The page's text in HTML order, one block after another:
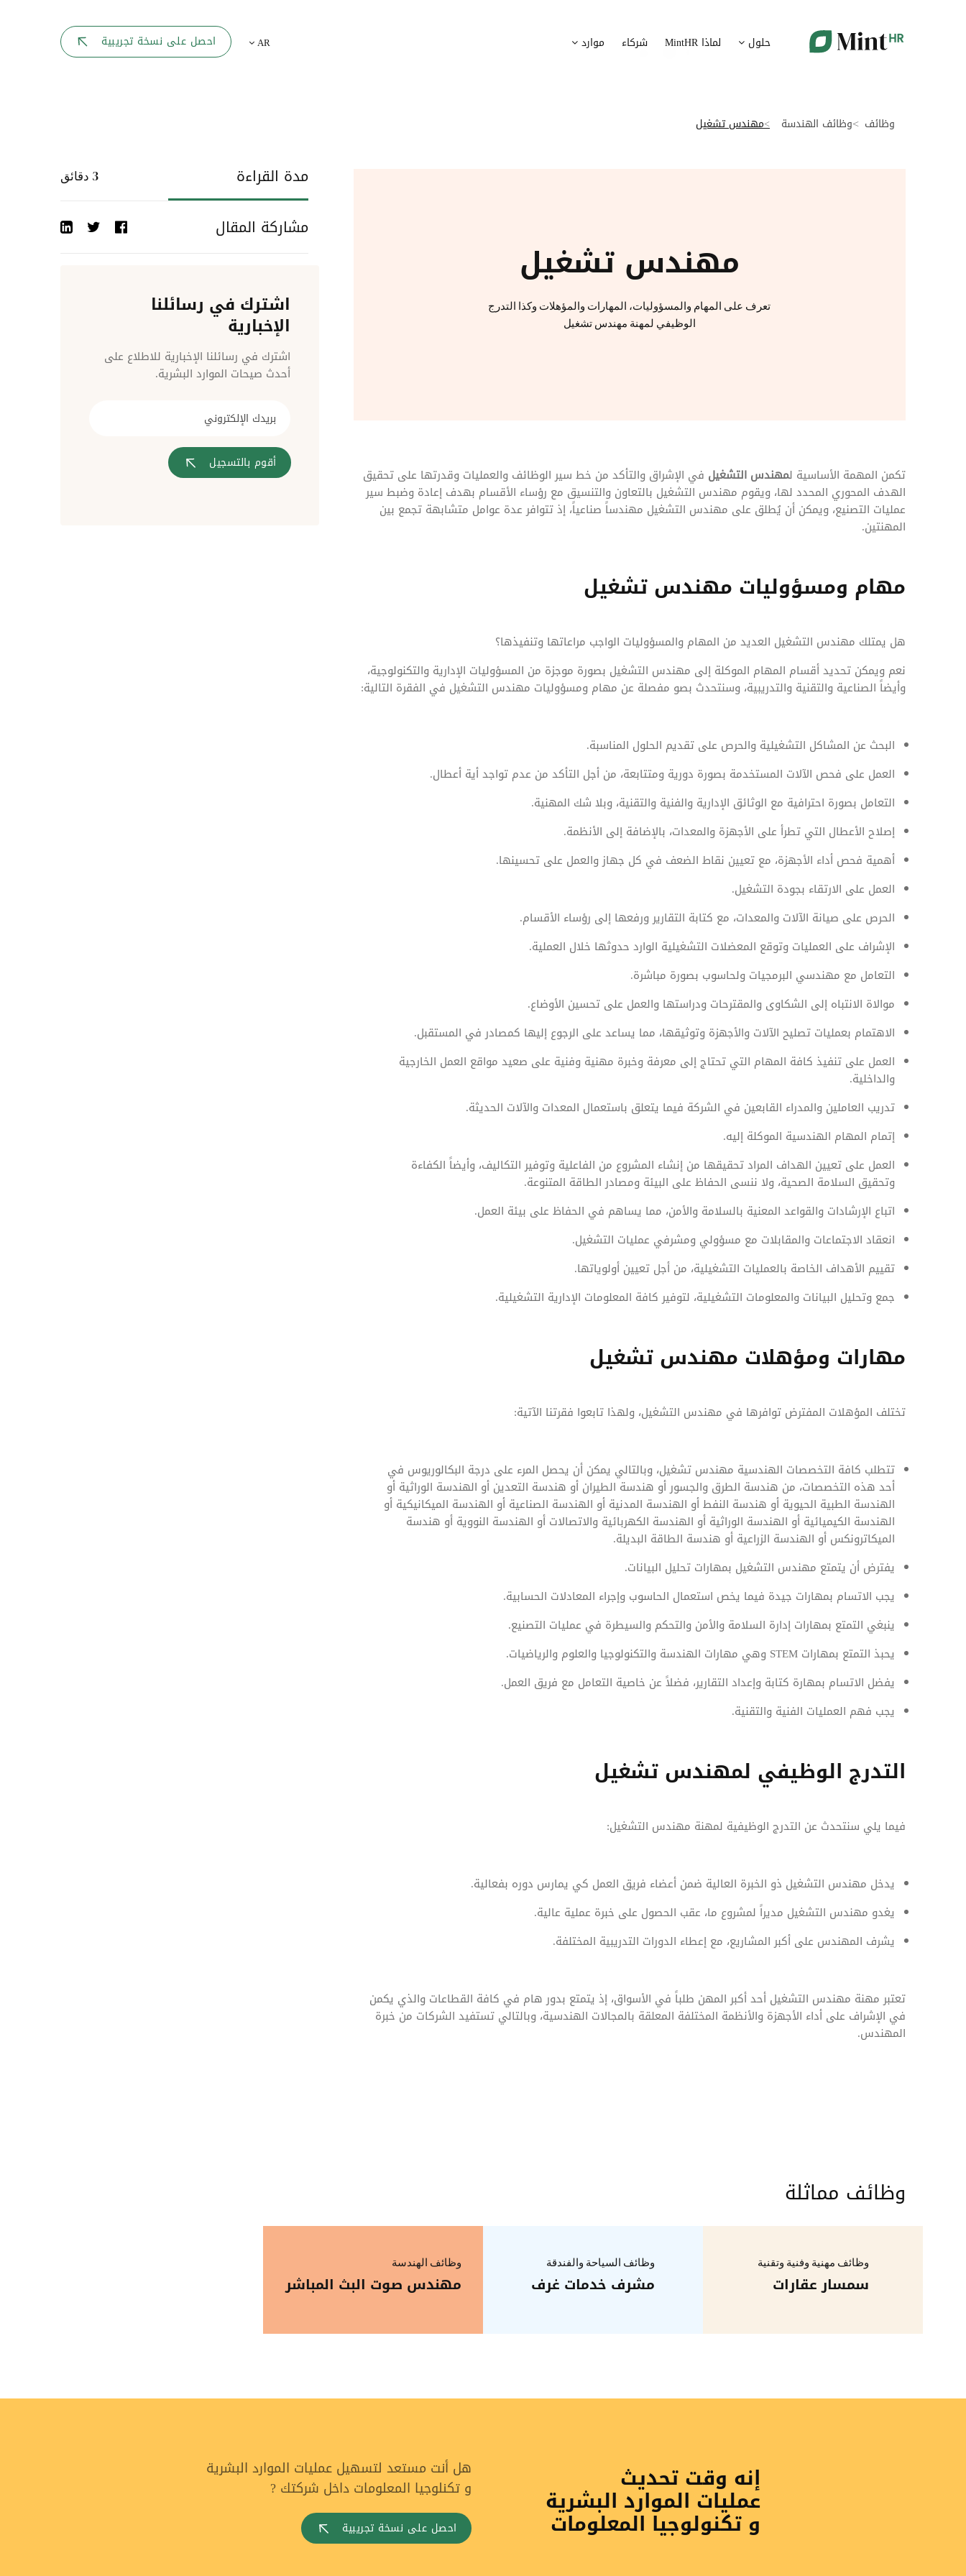
حلول لماذا MintHR شركاء موارد AR احصل على نسخة تجريبية
وظائف وظائف الهندسة مهندس تشغيل
مهندس تشغيل
تعرف على المهام والمسؤوليات، المهارات والمؤهلات وكذا التدرج
الوظيفي لمهنة مهندس تشغيل
تكمن المهمة الأساسية لمهندس التشغيل في الإشراق والتأكد من خط سير الوظائف والعمليات وقدرتها على تحقيق
الهدف المحوري المحدد لها، ويقوم مهندس التشغيل بالتعاون والتنسيق مع رؤساء الأقسام بهدف إعادة وضبط سير
عمليات التصنيع، ويمكن أن يُطلق على مهندس التشغيل مهندساً صناعياً، إذ تتوافر عدة عوامل متشابهة تجمع بين
المهنتين.
مهام ومسؤوليات مهندس تشغيل
هل يمتلك مهندس التشغيل العديد من المهام والمسؤوليات الواجب مراعاتها وتنفيذها؟
نعم ويمكن تحديد أقسام المهام الموكلة إلى مهندس التشغيل بصورة موجزة من المسؤوليات الإدارية والتكنولوجية،
وأيضاً الصناعية والتقنية والتدريبية، وسنتحدث بصو مفصلة عن مهام ومسؤوليات مهندس التشغيل في الفقرة التالية:
البحث عن المشاكل التشغيلية والحرص على تقديم الحلول المناسبة.
العمل على فحص الآلات المستخدمة بصورة دورية ومتتابعة، من أجل التأكد من عدم تواجد أية أعطال.
التعامل بصورة احترافية مع الوثائق الإدارية والفنية والتقنية، وبلا شك المهنية.
إصلاح الأعطال التي تطرأ على الأجهزة والمعدات، بالإضافة إلى الأنظمة.
أهمية فحص أداء الأجهزة، مع تعيين نقاط الضعف في كل جهاز والعمل على تحسينها.
العمل على الارتقاء بجودة التشغيل.
الحرص على صيانة الآلات والمعدات، مع كتابة التقارير ورفعها إلى رؤساء الأقسام.
الإشراف على العمليات وتوقع المعضلات التشغيلية الوارد حدوثها خلال العملية.
التعامل مع مهندسي البرمجيات ولحاسوب بصورة مباشرة.
موالاة الانتباه إلى الشكاوى والمقترحات ودراستها والعمل على تحسين الأوضاع.
الاهتمام بعمليات تصليح الآلات والأجهزة وتوثيقها، مما يساعد على الرجوع إليها كمصادر في المستقبل.
العمل على تنفيذ كافة المهام التي تحتاج إلى معرفة وخبرة مهنية وفنية على صعيد مواقع العمل الخارجية
والداخلية.
تدريب العاملين والمدراء القابعين في الشركة فيما يتعلق باستعمال المعدات والآلات الحديثة.
إتمام المهام الهندسية الموكلة إليه.
العمل على تعيين الهداف المراد تحقيقها من إنشاء المشروع من الفاعلية وتوفير التكاليف، وأيضاً الكفاءة
وتحقيق السلامة الصحية، ولا ننسى الحفاظ على البيئة ومصادر الطاقة المتنوعة.
اتباع الإرشادات والقواعد المعنية بالسلامة والأمن، مما يساهم في الحفاظ على بيئة العمل.
انعقاد الاجتماعات والمقابلات مع مسؤولي ومشرفي عمليات التشغيل.
تقييم الأهداف الخاصة بالعمليات التشغيلية، من أجل تعيين أولوياتها.
جمع وتحليل البيانات والمعلومات التشغيلية، لتوفير كافة المعلومات الإدارية التشغيلية.
مهارات ومؤهلات مهندس تشغيل
تختلف المؤهلات المفترض توافرها في مهندس التشغيل، ولهذا تابعوا فقرتنا الآتية:
تتطلب كافة التخصصات الهندسية مهندس تشغيل، وبالتالي يمكن أن يحصل المرء على درجة البكالوريوس في
أحد هذه التخصصات، من هندسة الطرق والجسور أو هندسة الطيران أو هندسة التعدين أو الهندسة الوراثية أو
الهندسة الطبية الحيوية أو هندسة النفط أو الهندسة المدنية أو الهندسة الصناعية أو الهندسة الميكانيكية أو
الهندسة الكيميائية أو الهندسة الوراثية أو الهندسة الكهربائية والاتصالات أو الهندسة النووية أو هندسة
الميكاترونكس أو الهندسة الزراعية أو هندسة الطاقة البديلة.
يفترض أن يتمتع مهندس التشغيل بمهارات تحليل البيانات.
يجب الاتسام بمهارات جيدة فيما يخص استعمال الحاسوب وإجراء المعادلات الحسابية.
ينبغي التمتع بمهارات إدارة السلامة والأمن والتحكم والسيطرة في عمليات التصنيع.
يحبذ التمتع بمهارات STEM وهي مهارات الهندسة والتكنولوجيا والعلوم والرياضيات.
يفضل الاتسام بمهارة كتابة وإعداد التقارير، فضلاً عن خاصية التعامل مع فريق العمل.
يجب فهم العمليات الفنية والتقنية.
التدرج الوظيفي لمهندس تشغيل
فيما يلي سنتحدث عن التدرج الوظيفية لمهنة مهندس التشغيل:
يدخل مهندس التشغيل ذو الخبرة العالية ضمن أعضاء فريق العمل كي يمارس دوره بفعالية.
يغدو مهندس التشغيل مديراً لمشروع ما، عقب الحصول على خبرة عملية عالية.
يشرف المهندس على أكبر المشاريع، مع إعطاء الدورات التدريبية المختلفة.
تعتبر مهنة مهندس التشغيل أحد أكبر المهن طلباً في الأسواق، إذ يتمتع بدور هام في كافة القطاعات والذي يكمن
في الإشراف على أداء الأجهزة والأنظمة المختلفة المعلقة بالمجالات الهندسية، وبالتالي تستفيد الشركات من خبرة
المهندس.
مدة القراءة 3 دقائق
مشاركة المقال
اشترك في رسائلنا
الإخبارية
اشترك في رسائلنا الإخبارية للاطلاع على
أحدث صيحات الموارد البشرية.
أقوم بالتسجيل
وظائف مماثلة
وظائف مهنية وفنية وتقنية
سمسار عقارات
وظائف السياحة والفندقة
مشرف خدمات غرف
وظائف الهندسة
مهندس صوت البث المباشر
إنه وقت تحديث
عمليات الموارد البشرية
و تكنولوجيا المعلومات
هل أنت مستعد لتسهيل عمليات الموارد البشرية
و تكنلوجيا المعلومات داخل شركتك ?
احصل على نسخة تجريبية
بيانات الموارد البشرية ممركزة في بوابة واحدة قم برقمنة عملية التوظيف الخاصة بك
أحداث الشركة
مراقبة الدخول